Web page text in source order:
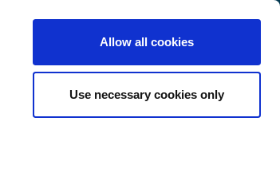
Allow all cookies
Use necessary cookies only
Customer
Center
von